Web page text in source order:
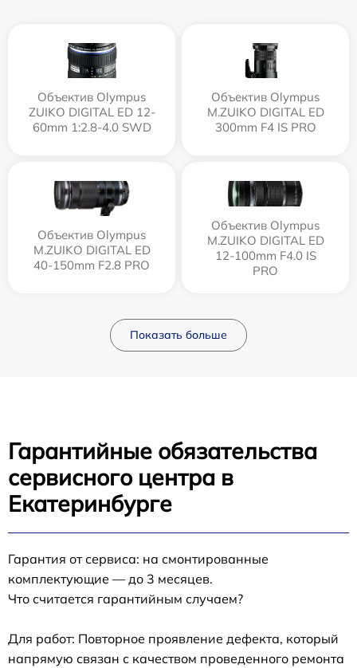
Объектив Olympus
ZUIKO DIGITAL ED 12-
60mm 1:2.8-4.0 SWD
Объектив Olympus
M.ZUIKO DIGITAL ED
300mm F4 IS PRO
Объектив Olympus
M.ZUIKO DIGITAL ED
40-150mm F2.8 PRO
Объектив Olympus
M.ZUIKO DIGITAL ED
12‑100mm F4.0 IS
PRO
Показать больше
Гарантийные обязательства
сервисного центра в
Екатеринбурге
Гарантия от сервиса: на смонтированные
комплектующие — до 3 месяцев.
Что считается гарантийным случаем?
Для работ: Повторное проявление дефекта, который
напрямую связан с качеством проведенного ремонта